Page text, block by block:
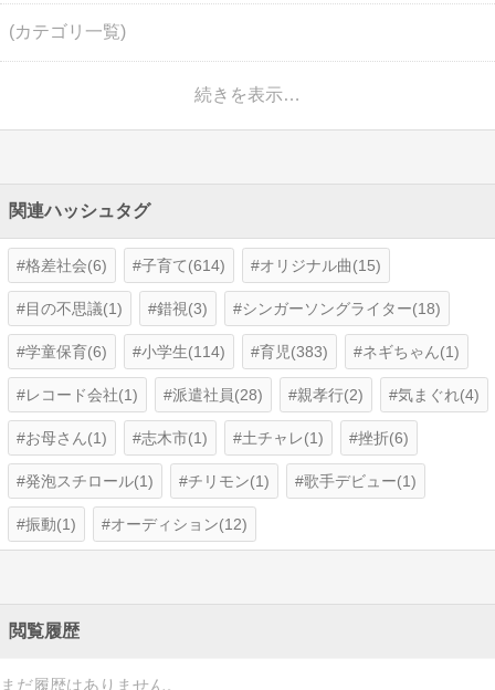
(カテゴリ一覧)
続きを表示…
関連ハッシュタグ
格差社会(6) 子育て(614) オリジナル曲(15)
目の不思議(1) 錯視(3) シンガーソングライター(18)
学童保育(6) 小学生(114) 育児(383) ネギちゃん(1)
レコード会社(1) 派遣社員(28) 親孝行(2) 気まぐれ(4)
お母さん(1) 志木市(1) 土チャレ(1) 挫折(6)
発泡スチロール(1) チリモン(1) 歌手デビュー(1)
振動(1) オーディション(12)
閲覧履歴
まだ履歴はありません。